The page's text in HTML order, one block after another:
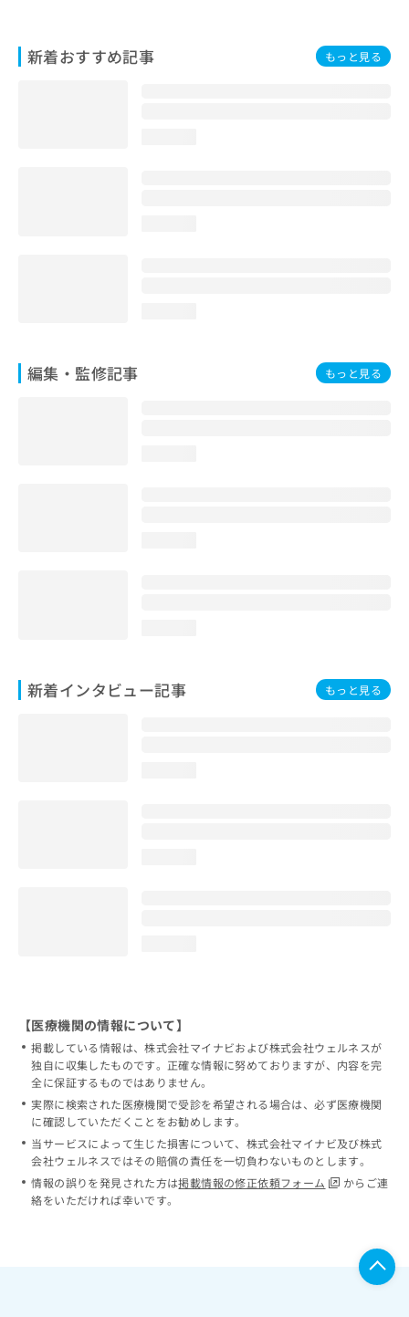
新着おすすめ記事 もっと見る
編集・監修記事 もっと見る
新着インタビュー記事 もっと見る
い
合
【医療機関の情報について】
掲載している情報は、株式会社マイナビおよび株式会社ウェルネスが
独自に収集したものです。正確な情報に努めておりますが、内容を完
全に保証するものではありません。
実際に検索された医療機関で受診を希望される場合は、必ず医療機関
に確認していただくことをお勧めします。
当サービスによって生じた損害について、株式会社マイナビ及び株式
会社ウェルネスではその賠償の責任を一切負わないものとします。
情報の誤りを発見された方は掲載情報の修正依頼フォーム
からご連
絡をいただければ幸いです。